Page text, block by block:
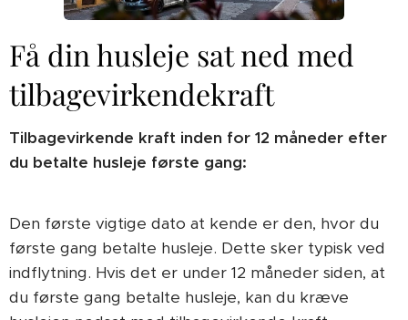
Få din husleje sat ned med
tilbagevirkendekraft
Tilbagevirkende kraft inden for 12 måneder efter
du betalte husleje første gang:
Den første vigtige dato at kende er den, hvor du
første gang betalte husleje. Dette sker typisk ved
indflytning. Hvis det er under 12 måneder siden, at
du første gang betalte husleje, kan du kræve